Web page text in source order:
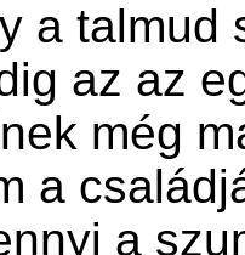
a talmud
az az
még
a
a